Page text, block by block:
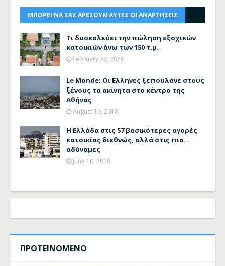
ΜΠΟΡΕΙ ΝΑ ΣΑΣ ΑΡΕΣΟΥΝ ΑΥΤΕΣ ΟΙ ΑΝΑΡΤΗΣΕΙΣ
Τι δυσκολεύει την πώληση εξοχικών
κατοικιών άνω των 150 τ.μ.
February 26, 2026
Le Monde: Οι Ελληνες ξεπουλάνε στους
ξένους τα ακίνητα στο κέντρο της
Αθήνας
August 10, 2018
Η Ελλάδα στις 57 βασικότερες αγορές
κατοικίας διεθνώς, αλλά στις πιο...
αδύναμες
June 10, 2018
ΠΡΟΤΕΙΝΟΜΕΝΟ